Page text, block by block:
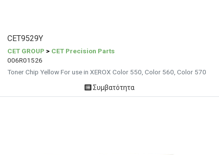
CET9529Y
CET GROUP > CET Precision Parts
006R01526
Toner Chip Yellow For use in XEROX Color 550, Color 560, Color 570
Συμβατότητα